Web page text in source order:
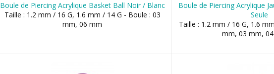
Boule de Piercing Acrylique Basket Ball Noir / Blanc
Taille : 1.2 mm / 16 G, 1.6 mm / 14 G - Boule : 03
mm, 06 mm
Boule de Piercing Acrylique
Seule
Taille : 1.2 mm / 16 G, 1.6
mm, 03 mm,